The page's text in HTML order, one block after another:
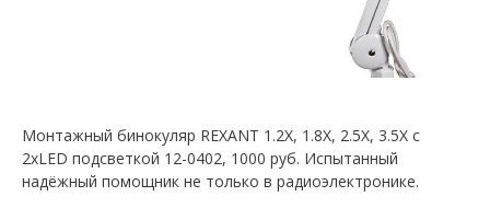
Монтажный бинокуляр REXANT 1.2X, 1.8X, 2.5X, 3.5X с
2хLED подсветкой 12-0402, 1000 руб. Испытанный
надёжный помощник не только в радиоэлектронике.